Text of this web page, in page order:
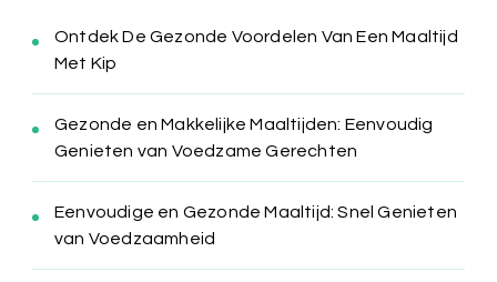
Ontdek De Gezonde Voordelen Van Een Maaltijd
Met Kip
Gezonde en Makkelijke Maaltijden: Eenvoudig
Genieten van Voedzame Gerechten
Eenvoudige en Gezonde Maaltijd: Snel Genieten
van Voedzaamheid